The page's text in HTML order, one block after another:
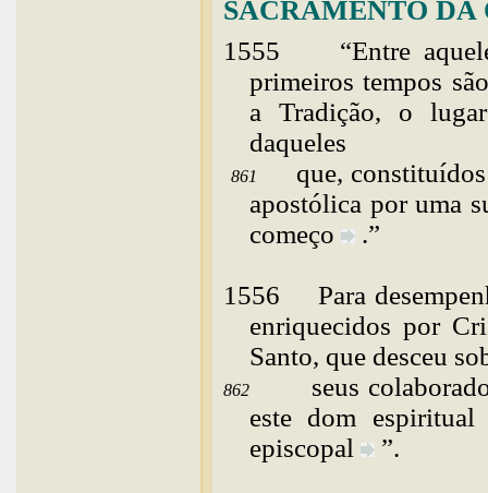
SACRAMENTO DA
1555 “Entre
primeiros tempos
a Tradição, o
daqueles
861 que,
apostólica por uma
começo
.”
1556 Para
enriquecidos por
Santo, que desceu
862 seus
este dom
episcopal
”.